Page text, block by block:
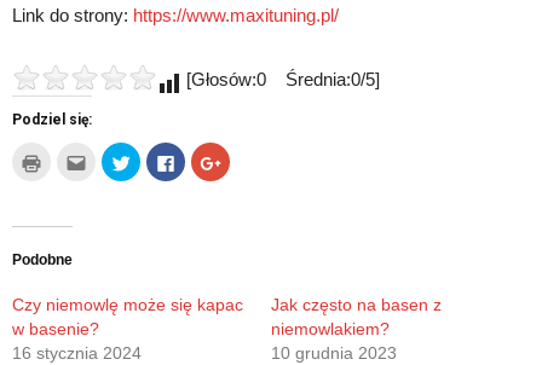
Link do strony: https://www.maxituning.pl/
[Głosów:0 Średnia:0/5]
Podziel się:
Kliknij
wydrukować(Otwiera
nowym
Kliknij,
aby
wysłać
w
nowym
oknie)
Udostępnij
na
Twitterze(Otwiera
Click
to
share
Click
to
Podobne
Czy niemowlę może się kapac
w basenie?
16 stycznia 2024
Jak często na basen z
niemowlakiem?
10 grudnia 2023